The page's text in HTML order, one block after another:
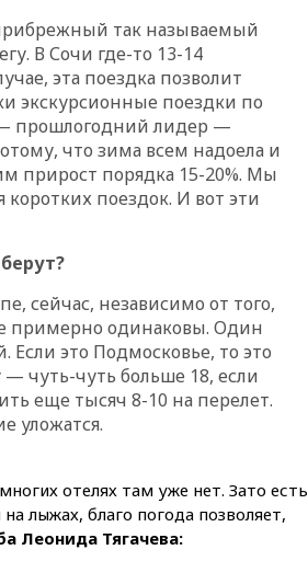
вчера, 21:35«Аэрофлот»
отменяет часть рейсов в Сочи
и Геленджик
вчера, 21:25 Руслан Терновой
выиграл золото чемпионата
Европы в прыжках с 10-
метровой вышки
вчера, 21:10 РФ не получала
обсуждают эксперимент по
онлайн-продаже алкоголя
вчера, 20:45
Матвиенко:
россиянам могут
рекомендовать не посещать
Армению
беспилотник над Россией
вчера, 20:27Ямпольская
так называемый
В Сочи где-то 13-14
эта поездка позволит
экскурсионные поездки по
— прошлогодний лидер —
что зима всем надоела и
прирост порядка 15-20%. Мы
коротких поездок. И вот эти
сейчас, независимо от того,
примерно одинаковы. Один
Если это Подмосковье, то это
— чуть-чуть больше 18, если
еще тысяч 8-10 на перелет.
уложатся.
отелях там уже нет. Зато есть
лыжах, благо погода позволяет,
Леонида Тягачева: